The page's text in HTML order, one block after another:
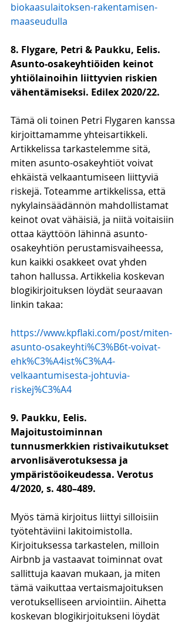
biokaasulaitoksen-rakentamisen-
maaseudulla
8. Flygare, Petri & Paukku, Eelis.
Asunto-osakeyhtiöiden keinot
yhtiölainoihin liittyvien riskien
vähentämiseksi. Edilex 2020/22.
Tämä oli toinen Petri Flygaren kanssa
kirjoittamamme yhteisartikkeli.
Artikkelissa tarkastelemme sitä,
miten asunto-osakeyhtiöt voivat
ehkäistä velkaantumiseen liittyviä
riskejä. Toteamme artikkelissa, että
nykylainsäädännön mahdollistamat
keinot ovat vähäisiä, ja niitä voitaisiin
ottaa käyttöön lähinnä asunto-
osakeyhtiön perustamisvaiheessa,
kun kaikki osakkeet ovat yhden
tahon hallussa. Artikkelia koskevan
blogikirjoituksen löydät seuraavan
linkin takaa:
https://www.kpflaki.com/post/miten-
asunto-osakeyhti%C3%B6t-voivat-
ehk%C3%A4ist%C3%A4-
velkaantumisesta-johtuvia-
riskej%C3%A4
9. Paukku, Eelis.
Majoitustoiminnan
tunnusmerkkien ristivaikutukset
arvonlisäverotuksessa ja
ympäristöoikeudessa. Verotus
4/2020, s. 480–489.
Myös tämä kirjoitus liittyi silloisiin
työtehtäviini lakitoimistolla.
Kirjoituksessa tarkastelen, milloin
Airbnb ja vastaavat toiminnat ovat
sallittuja kaavan mukaan, ja miten
tämä vaikuttaa vertaismajoituksen
verotukselliseen arviointiin. Aihetta
koskevan blogikirjoitukseni löydät